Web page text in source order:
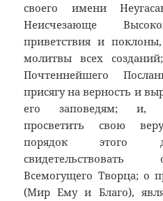
своего имени
Неисчезающе
приветствия и
молитвы всех
Почтеннейшего
присягу на верность и
его заповедям; и,
просветить свою
порядок этого
Всемогущего Творца; о
(Мир Ему и Благо),